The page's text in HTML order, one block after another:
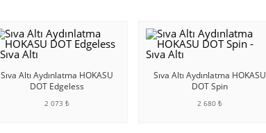
Sıva Altı Aydınlatma HOKASU
DOT Edgeless
2 073 ₺
Sıva Altı Aydınlatma HOKASU
DOT Spin
2 680 ₺